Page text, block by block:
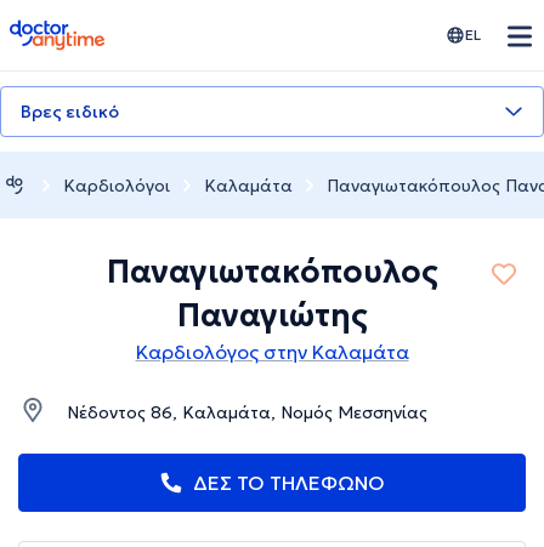
doctoranytime EL
Βρες ειδικό
Καρδιολόγοι Καλαμάτα Παναγιωτακόπουλος
Παναγιωτακόπουλος
Παναγιώτης
Καρδιολόγος στην Καλαμάτα
Νέδοντος 86, Καλαμάτα, Νομός Μεσσηνίας
ΔΕΣ ΤΟ ΤΗΛΕΦΩΝΟ